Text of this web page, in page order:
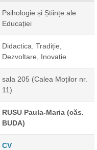
Psihologie și Științe ale
Educației
Didactica. Tradiție,
Dezvoltare, Inovație
sala 205 (Calea Moților nr.
11)
RUSU Paula-Maria (căs.
BUDA)
CV